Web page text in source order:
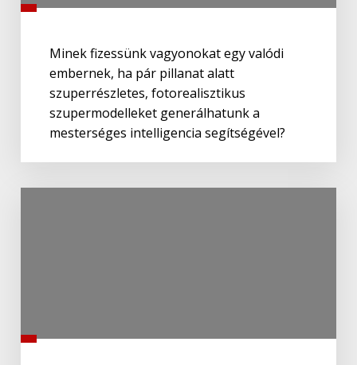
Minek fizessünk vagyonokat egy valódi
embernek, ha pár pillanat alatt
szuperrészletes, fotorealisztikus
szupermodelleket generálhatunk a
mesterséges intelligencia segítségével?